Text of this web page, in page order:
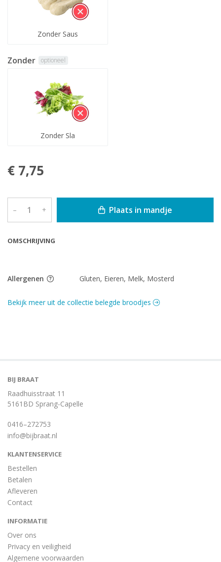
OMSCHRIJVING
Zonder Saus
Zonder optioneel
Zonder Sla
€ 7,75
– + Plaats in mandje
Allergenen Gluten, Eieren, Melk, Mosterd
Bekijk meer uit de collectie belegde broodjes
BIJ BRAAT
Raadhuisstraat 11
5161BD Sprang-Capelle
0416–272753
info@bijbraat.nl
KLANTENSERVICE
Bestellen
Betalen
Afleveren
Contact
INFORMATIE
Over ons
Privacy en veiligheid
Algemene voorwaarden